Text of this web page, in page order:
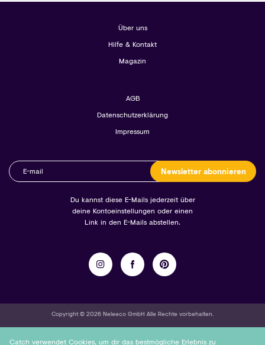
Über uns
Hilfe & Kontakt
Magazin
AGB
Datenschutzerklärung
Impressum
Newsletter abonnieren
Du kannst diese E-Mails jederzeit über
deine Kontoeinstellungen oder einen
Link in den E-Mails abstellen.
Copyright © 2026 Neleeco GmbH Alle Rechte vorbehalten.
Catch verwendet Cookies, um dir das bestmögliche Erlebnis zu